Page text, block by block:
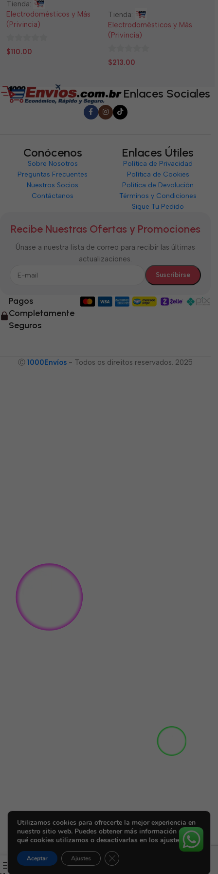
Tienda:
Electrodomésticos y Más
(Privincia)
0
$110.00
Tienda:
Electrodomésticos y Más
(Privincia)
0
$213.00
Enlaces Sociales
Conócenos
Sobre Nosotros
Preguntas Frecuentes
Nuestros Socios
Contáctanos
Enlaces Útiles
Política de Privacidad
Política de Cookies
Política de Devolución
Términos y Condiciones
Sigue Tu Pedido
Recibe Nuestras Ofertas y Promociones
Únase a nuestra lista de correo para recibir las últimas
actualizaciones.
Pagos
Completamente
Seguros
Ⓒ 1000Envíos - Todos os direitos reservados. 2025
Utilizamos cookies para ofrecerte la mejor experiencia en
nuestro sitio web. Puedes obtener más información sobre
qué cookies utilizamos o desactivarlas en los ajustes.
Aceptar Ajustes Cerrar el banner de cookies RGPD